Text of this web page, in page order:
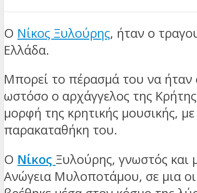
Ο Νίκος Ξυλούρης, ήταν ο
Ελλάδα.
Μπορεί το πέρασμά του να ήταν
ωστόσο ο αρχάγγελος της
μορφή της κρητικής μουσικής,
παρακαταθήκη του.
Ο Νίκος Ξυλούρης, γνωστός και
Ανώγεια Μυλοποτάμου, σε μια